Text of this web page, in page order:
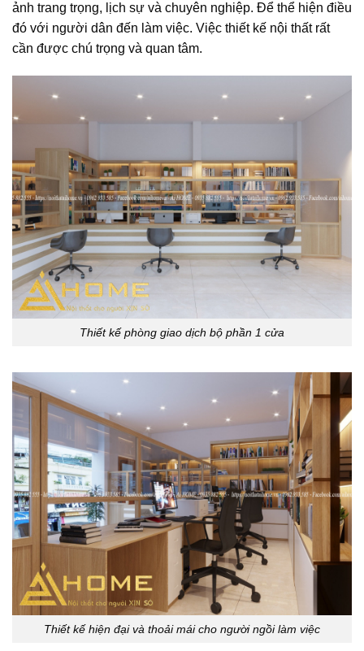
ảnh trang trọng, lịch sự và chuyên nghiệp. Để thể hiện điều
đó với người dân đến làm việc. Việc thiết kế nội thất rất
cần được chú trọng và quan tâm.
Thiết kế phòng giao dịch bộ phần 1 cửa
Thiết kế hiện đại và thoải mái cho người ngồi làm việc